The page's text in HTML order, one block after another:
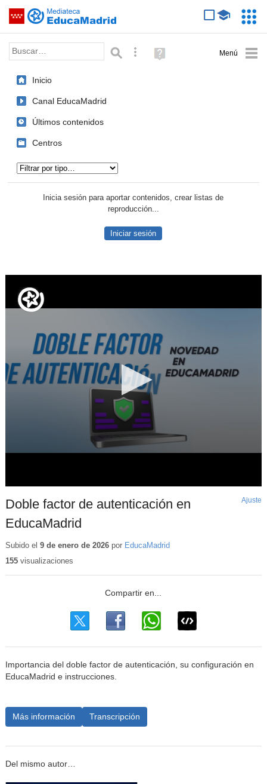
Saltar navegación
Palabra o frase: Búsqueda avanzada
Ayuda
(en
Inicio
Canal EducaMadrid
Últimos contenidos
Centros
Inicia sesión para aportar contenidos, crear listas de
reproducción...
Iniciar sesión
Doble factor de autenticación en
EducaMadrid
Ajuste
Subido el 9 de enero de 2026por EducaMadrid
155visualizaciones
Importancia del doble factor de autenticación, su configuración en
EducaMadrid e instrucciones.
Más información Transcripción
Del mismo autor…